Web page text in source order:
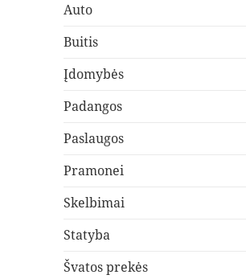
Auto
Buitis
Įdomybės
Padangos
Paslaugos
Pramonei
Skelbimai
Statyba
Švatos prekės